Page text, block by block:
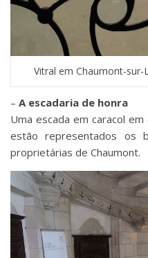
Vitral em Chaumont-
– A escadaria de honra
Uma escada em caracol
estão representados os
proprietárias de Chaumont.